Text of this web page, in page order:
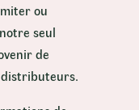
ou
seul
de
distributeurs.